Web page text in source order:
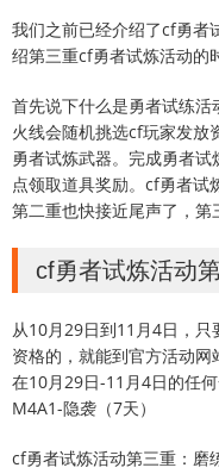
我们之前已经介绍了cf勇者
绍第三重cf勇者试炼活动的
首先说下什么是勇者试练
火线会随机挑选cf玩家发放
勇者试炼武器。完成勇者
点领取道具奖励。cf勇者试
第二重也快接近尾声了，第
cf勇者试炼活动
从10月29日到11月4日，
资格的，就能到官方活动
在10月29日-11月4日的任
M4A1-隐袭（7天）
cf勇者试炼活动第三重：磨